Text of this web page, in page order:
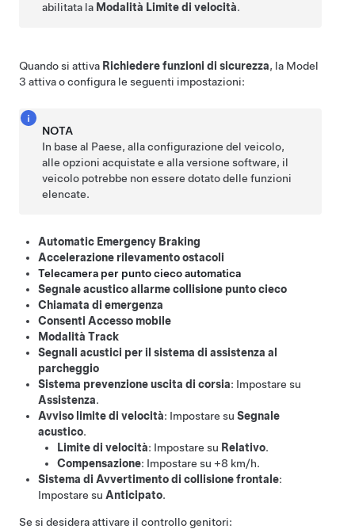
abilitata la Modalità Limite di velocità.
Quando si attiva Richiedere funzioni di sicurezza, la Model
3 attiva o configura le seguenti impostazioni:
NOTA
In base al Paese, alla configurazione del veicolo,
alle opzioni acquistate e alla versione software, il
veicolo potrebbe non essere dotato delle funzioni
elencate.
Automatic Emergency Braking
Accelerazione rilevamento ostacoli
Telecamera per punto cieco automatica
Segnale acustico allarme collisione punto cieco
Chiamata di emergenza
Consenti Accesso mobile
Modalità Track
Segnali acustici per il sistema di assistenza al
parcheggio
Sistema prevenzione uscita di corsia: Impostare su
Assistenza.
Avviso limite di velocità: Impostare su Segnale
acustico.
Limite di velocità: Impostare su Relativo.
Compensazione: Impostare su +8 km/h.
Sistema di Avvertimento di collisione frontale:
Impostare su Anticipato.
Se si desidera attivare il controllo genitori: